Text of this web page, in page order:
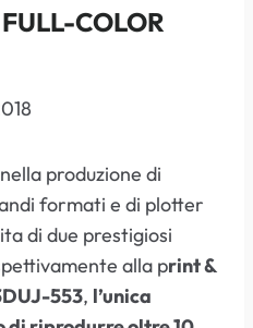
COLOR
produzione di
formati e di plotter
di due prestigiosi
alla print &
553, l’unica